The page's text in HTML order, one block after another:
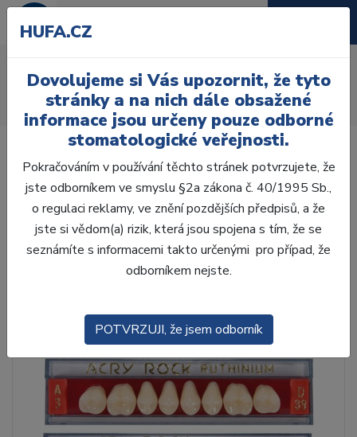
Úvod Zuby
AcryRock
AcryRock 1x28 S37-I37-D36, C4
HUFA.CZ
Dovolujeme si Vás upozornit, že tyto
stránky a na nich dále obsažené
informace jsou určeny pouze odborné
stomatologické veřejnosti.
Pokračováním v používání těchto stránek potvrzujete, že
jste odborníkem ve smyslu §2a zákona č. 40/1995 Sb.,
o regulaci reklamy, ve znění pozdějších předpisů, a že
jste si vědom(a) rizik, která jsou spojena s tím, že se
seznámíte s informacemi takto určenými pro případ, že
odborníkem nejste.
POTVRZUJI, že jsem odborník